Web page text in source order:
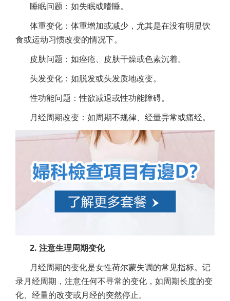
睡眠问题：如失眠或嗜睡。
体重变化：体重增加或减少，尤其是在没有明显饮
食或运动习惯改变的情况下。
皮肤问题：如痤疮、皮肤干燥或色素沉着。
头发变化：如脱发或头发质地改变。
性功能问题：性欲减退或性功能障碍。
月经周期改变：如周期不规律、经量异常或痛经。
2. 注意生理周期变化
月经周期的变化是女性荷尔蒙失调的常见指标。记
录月经周期，注意任何不寻常的变化，如周期长度的变
化、经量的改变或月经的突然停止。